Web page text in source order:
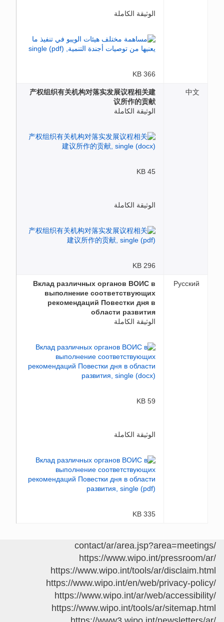
الوثيقة الكاملة
366 KB
中文
产权组织有关机构对落实发展议程相关建
议所作的贡献
الوثيقة الكاملة
45 KB
الوثيقة الكاملة
296 KB
Русский
Вклад различных органов ВОИС в
выполнение соответствующих
рекомендаций Повестки дня в
области развития
الوثيقة الكاملة
59 KB
الوثيقة الكاملة
335 KB
/contact/ar/area.jsp?area=meetings
https://www.wipo.int/pressroom/ar/
https://www.wipo.int/tools/ar/disclaim.html
https://www.wipo.int/en/web/privacy-policy/
https://www.wipo.int/ar/web/accessibility/
https://www.wipo.int/tools/ar/sitemap.html